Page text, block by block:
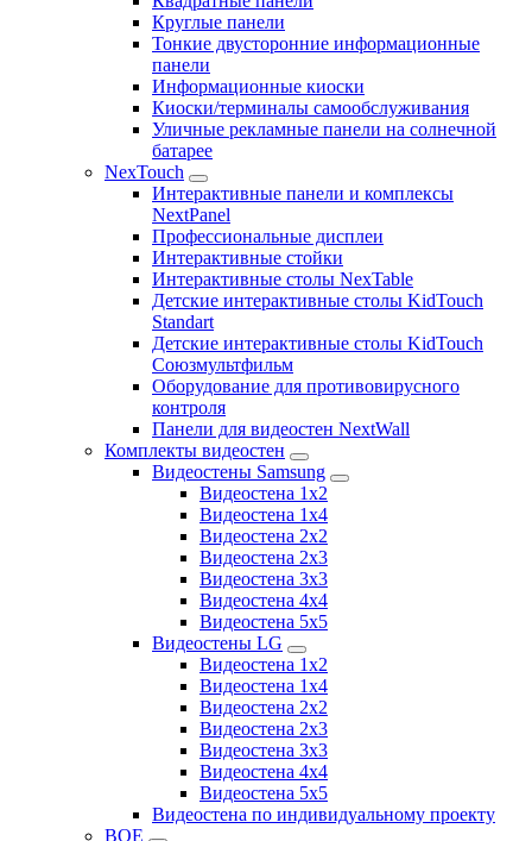
Круглые панели
Тонкие двусторонние информационные
панели
Информационные киоски
Киоски/терминалы самообслуживания
Уличные рекламные панели на солнечной
батарее
NexTouch
Интерактивные панели и комплексы
NextPanel
Профессиональные дисплеи
Интерактивные стойки
Интерактивные столы NexTable
Детские интерактивные столы KidTouch
Standart
Детские интерактивные столы KidTouch
Союзмультфильм
Оборудование для противовирусного
контроля
Панели для видеостен NextWall
Комплекты видеостен
Видеостены Samsung
Видеостена 1x2
Видеостена 1x4
Видеостена 2x2
Видеостена 2х3
Видеостена 3x3
Видеостена 4x4
Видеостена 5x5
Видеостены LG
Видеостена 1x2
Видеостена 1x4
Видеостена 2x2
Видеостена 2x3
Видеостена 3x3
Видеостена 4x4
Видеостена 5x5
Видеостена по индивидуальному проекту
BOE